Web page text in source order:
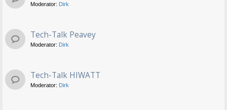
Moderator: Dirk
Tech-Talk Peavey
Moderator: Dirk
Tech-Talk HIWATT
Moderator: Dirk